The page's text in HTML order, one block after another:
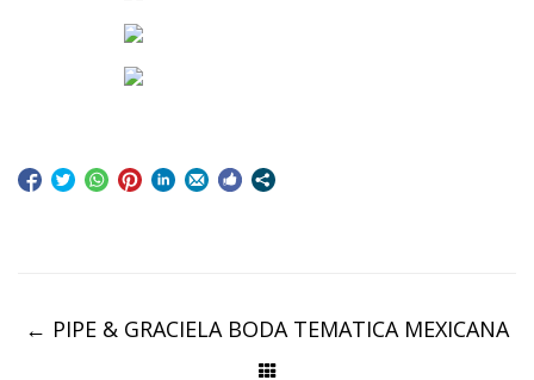
navigation
← PIPE & GRACIELA BODA TEMATICA MEXICANA